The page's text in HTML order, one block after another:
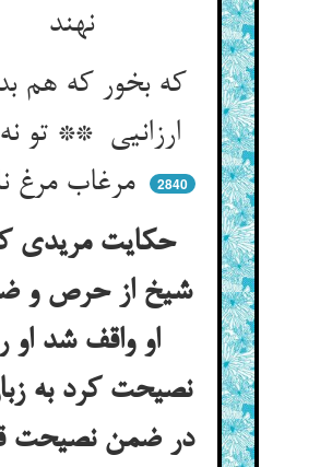
نهند
که بخور که هم
ارزانیی ** تو
مرغاب مرغ نانیی
2840
حکایت مریدی
شیخ از حرص و
او واقف شد او
نصیحت کرد به
در ضمن نصیحت